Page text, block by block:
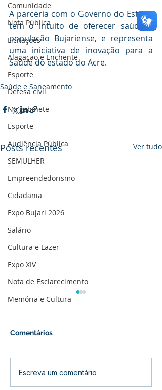
Comunidade
Nota Pública
Licitações
Alagação e Enchente
Esporte
Defesa civil
No gabinete
Esporte
Audiência Pública
SEMULHER
Empreendedorismo
Cidadania
Expo Bujari 2026
Salário
Cultura e Lazer
Expo XIV
Nota de Esclarecimento
Memória e Cultura
A parceria com o Governo do Estado
tem o intuito de oferecer saúde à
população Bujariense, e representa
uma iniciativa de inovação para a
Saúde do estado do Acre.
Saúde e Saneamento
Posts recentes Ver tudo
Bujari intensifica
combate às endemias
Comentários
Escreva um comentário